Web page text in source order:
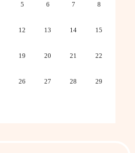
5 6 7 8
12 13 14 15
19 20 21 22
26 27 28 29